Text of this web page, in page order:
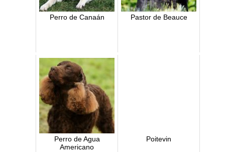
Perro de Canaán Pastor de Beauce
Perro de Agua
Americano
Poitevin